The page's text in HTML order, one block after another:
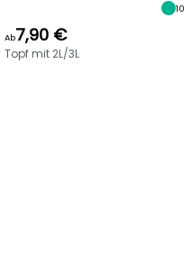
10
Ab7,90 €
Topf mit 2L/3L